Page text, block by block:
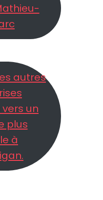
autres
un
plus
à